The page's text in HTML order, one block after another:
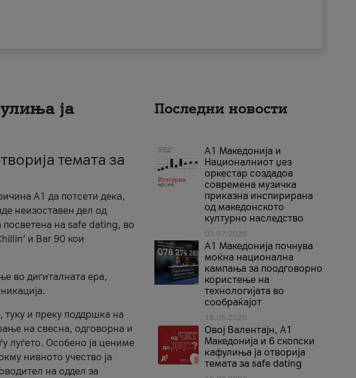
ја
темата за
А1 да потсети дека,
неизоставен дел од
посветена на safe dating, во
и Bar 90 кои
во дигиталната ера,
туку и преку поддршка на
на свесна, одговорна и
луѓето. Особено ја цениме
нивното учество ја
на оддел за
Последни новости
А1 Македонија и
Националниот џез
оркестар создадоа
современа музичка
приказна инспирирана
од македонското
културно наследство
03.07.2026
A1 Македонија почнува
моќна национална
кампања за поодговорно
користење на
технологијата во
сообраќајот
18.05.2026
Овој Валентајн, A1
Македонија и 6 скопски
кафулиња ја отворија
темата за safe dating